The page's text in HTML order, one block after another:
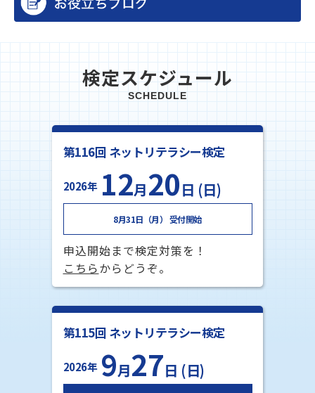
検定スケジュール
SCHEDULE
第116回 ネットリテラシー検定
2026年 12月20日 (日)
8月31日（月） 受付開始
申込開始まで検定対策を！
こちらからどうぞ。
第115回 ネットリテラシー検定
2026年 9月27日 (日)